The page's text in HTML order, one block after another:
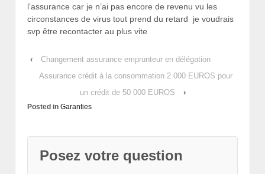
l’assurance car je n’ai pas encore de revenu vu les
circonstances de virus tout prend du retard je voudrais
svp être recontacter au plus vite
‹
Changement assurance emprunteur en délégation
Assurance crédit à la consommation 2 000 EUROS pour
un crédit de 50 000 EUROS
›
Posted in Garanties
Posez votre question